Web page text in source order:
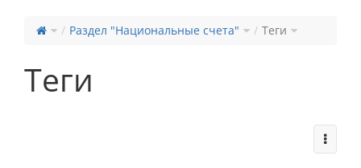
Раздел "Национальные счета" Теги
Теги